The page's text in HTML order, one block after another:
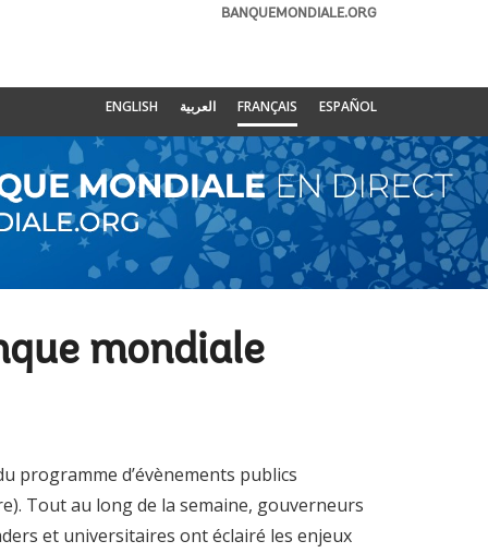
BANQUEMONDIALE.ORG
ENGLISH العربية FRANÇAIS ESPAÑOL
mondiale
programme d’évènements publics
Tout au long de la semaine, gouverneurs
et universitaires ont éclairé les enjeux